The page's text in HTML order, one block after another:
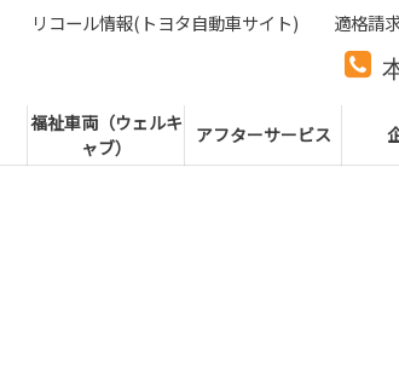
福祉車両（ウェルキ
ャブ）
アフターサービス
リコール情報(トヨタ自動車サイト) 適格請